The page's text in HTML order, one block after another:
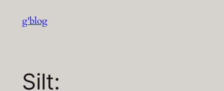
g'blog
Silt: